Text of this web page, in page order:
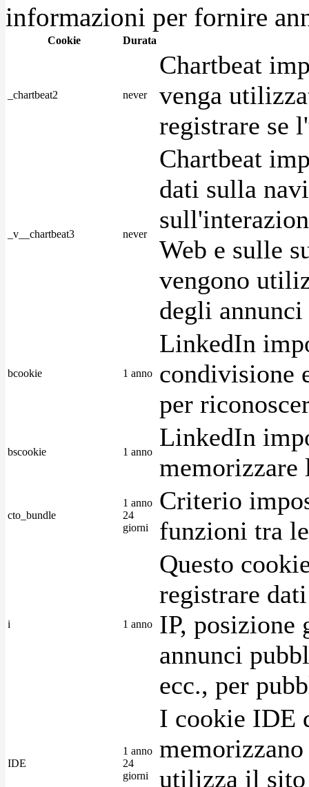
informazioni per fornire
Cookie Durata
_chartbeat2 never
Chartbeat
venga
registrare se
_v__chartbeat3 never
Chartbeat
dati sulla
Web e sulle
vengono
degli
bcookie 1 anno
LinkedIn
condivisione
per
bscookie 1 anno
LinkedIn
memorizzare
cto_bundle
1 anno
24
giorni
Criterio
funzioni tra
i 1 anno
Questo
registrare
IP, posizione
annunci
ecc., per
IDE
1 anno
24
giorni
I cookie IDE
utilizza il sito